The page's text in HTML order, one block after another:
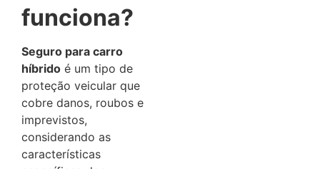
funciona?
Seguro para carro
híbrido é um tipo de
proteção veicular que
cobre danos, roubos e
imprevistos,
considerando as
características